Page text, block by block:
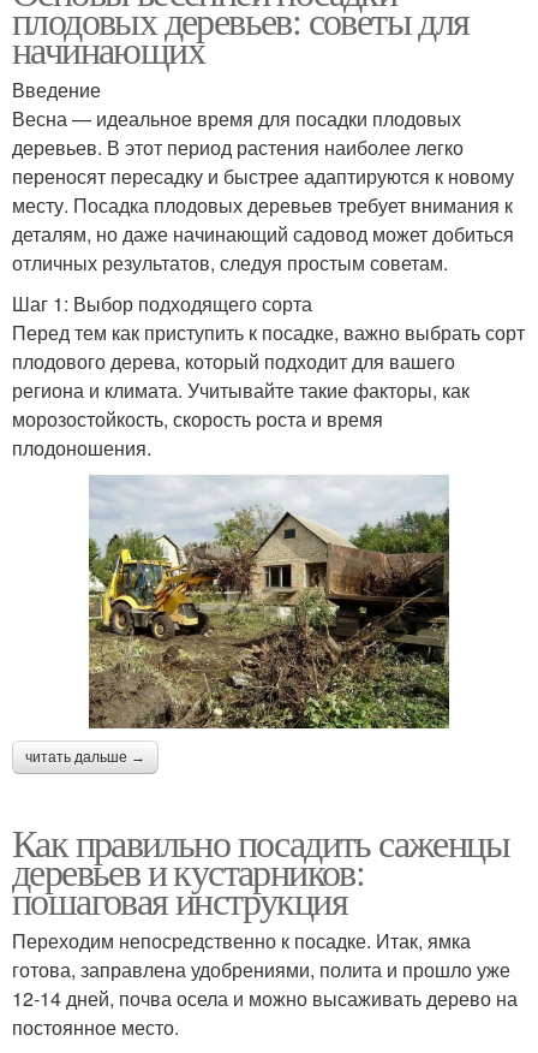
плодовых деревьев: советы для
начинающих
Введение
Весна — идеальное время для посадки плодовых
деревьев. В этот период растения наиболее легко
переносят пересадку и быстрее адаптируются к новому
месту. Посадка плодовых деревьев требует внимания к
деталям, но даже начинающий садовод может добиться
отличных результатов, следуя простым советам.
Шаг 1: Выбор подходящего сорта
Перед тем как приступить к посадке, важно выбрать сорт
плодового дерева, который подходит для вашего
региона и климата. Учитывайте такие факторы, как
морозостойкость, скорость роста и время
плодоношения.
читать дальше →
Как правильно посадить саженцы
деревьев и кустарников:
пошаговая инструкция
Переходим непосредственно к посадке. Итак, ямка
готова, заправлена удобрениями, полита и прошло уже
12-14 дней, почва осела и можно высаживать дерево на
постоянное место.